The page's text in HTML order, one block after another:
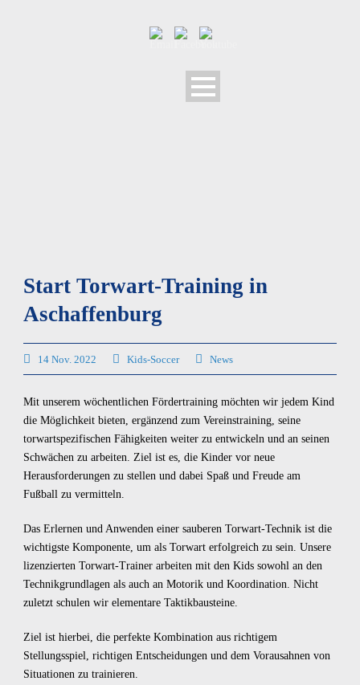
Start Torwart-Training in
Aschaffenburg
14 Nov. 2022 Kids-Soccer News
Mit unserem wöchentlichen Fördertraining möchten wir jedem Kind
die Möglichkeit bieten, ergänzend zum Vereinstraining, seine
torwartspezifischen Fähigkeiten weiter zu entwickeln und an seinen
Schwächen zu arbeiten. Ziel ist es, die Kinder vor neue
Herausforderungen zu stellen und dabei Spaß und Freude am
Fußball zu vermitteln.
Das Erlernen und Anwenden einer sauberen Torwart-Technik ist die
wichtigste Komponente, um als Torwart erfolgreich zu sein. Unsere
lizenzierten Torwart-Trainer arbeiten mit den Kids sowohl an den
Technikgrundlagen als auch an Motorik und Koordination. Nicht
zuletzt schulen wir elementare Taktikbausteine.
Ziel ist hierbei, die perfekte Kombination aus richtigem
Stellungsspiel, richtigen Entscheidungen und dem Vorausahnen von
Situationen zu trainieren.